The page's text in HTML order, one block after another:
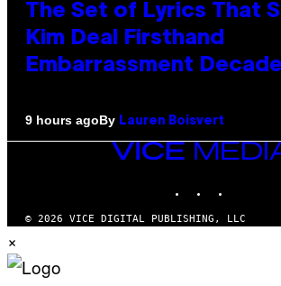
The Set of Lyrics That
Kim Deal Firsthand
Embarrassment
9 hours agoBy Lauren Boisvert
VICE
MEDIA
© 2026 VICE DIGITAL PUBLISHING, LLC
×